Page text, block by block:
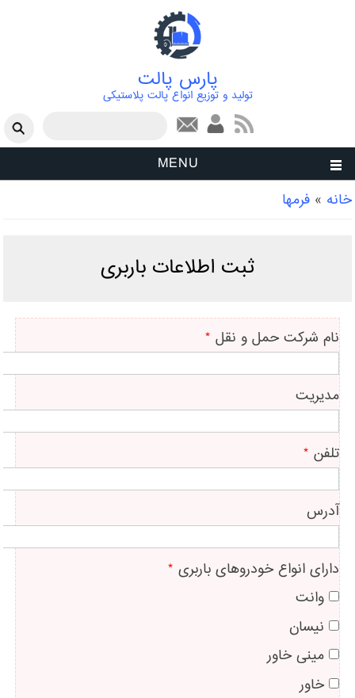
پارس پالت
تولید و توزیع انواع پالت پلاستیکی
فرم جستجو
MENU
شما اینجا هستید
خانه » فرمها
ثبت اطلاعات باربری
نام شرکت حمل و نقل *
مدیریت
تلفن *
آدرس
دارای انواع خودروهای باربری *
وانت
نیسان
مینی خاور
خاور